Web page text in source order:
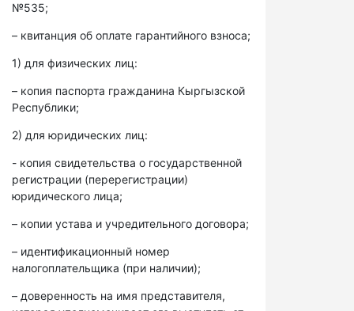
№535;
– квитанция об оплате гарантийного взноса;
1) для физических лиц:
– копия паспорта гражданина Кыргызской
Республики;
2) для юридических лиц:
- копия свидетельства о государственной
регистрации (перерегистрации)
юридического лица;
– копии устава и учредительного договора;
– идентификационный номер
налогоплательщика (при наличии);
– доверенность на имя представителя,